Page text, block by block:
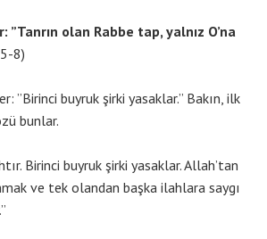
olan Rabbe tap, yalnız O’na
8)
”Birinci buyruk şirki yasaklar.” Bakın, ilk
bunlar.
Birinci buyruk şirki yasaklar. Allah’tan
ve tek olandan başka ilahlara saygı